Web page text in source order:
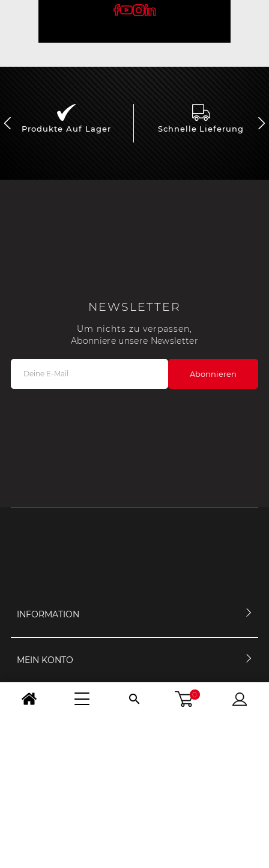
Produkte Auf Lager Schnelle Lieferung
NEWSLETTER
Um nichts zu verpassen,
Abonniere unsere Newsletter
INFORMATION
MEIN KONTO
KONTAKTIERE UNS  0